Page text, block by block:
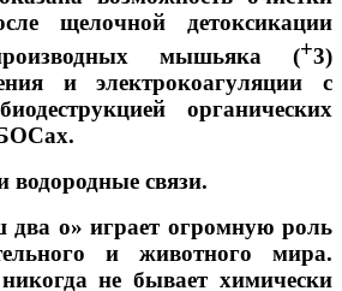
щелочной детоксикации
мышьяка (+3)
и электрокоагуляции с
органических
водородные связи.
два о» играет огромную роль
и животного мира.
не бывает химически